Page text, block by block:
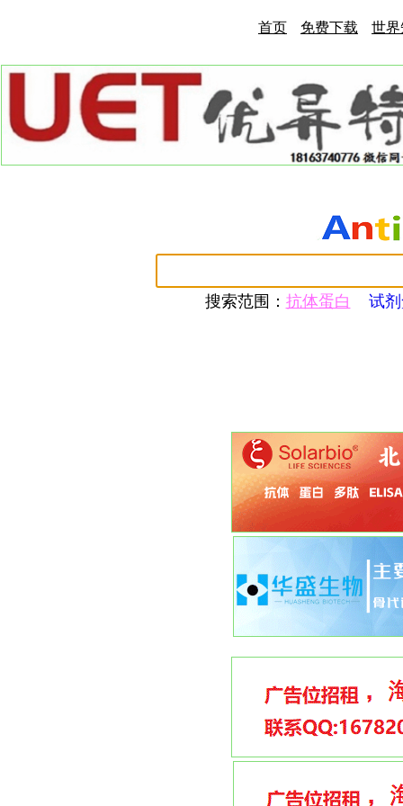
首页 免费下载 世
搜索范围： 抗体蛋白 试